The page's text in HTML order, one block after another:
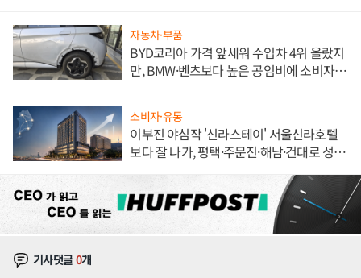
자동차·부품
BYD코리아 가격 앞세워 수입차 4위 올랐지
만, BMW·벤츠보다 높은 공임비에 소비자
소비자·유통
이부진 야심작 '신라스테이' 서울신라호텔
보다 잘 나가, 평택·주문진·해남·건대로 성
기사댓글0개